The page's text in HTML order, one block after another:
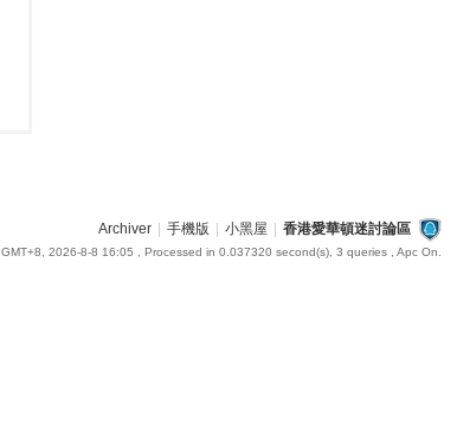
Archiver 手機版 小黑屋 香港愛華頓迷討論區
GMT+8, 2026-8-8 16:05 , Processed in 0.037320 second(s), 3 queries , Apc On.